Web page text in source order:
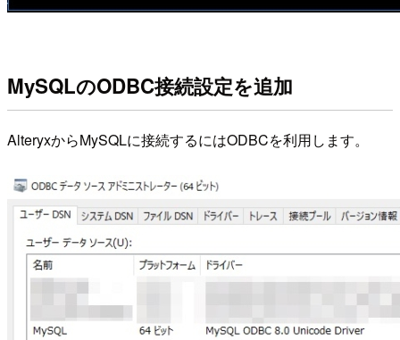
MySQLのODBC接続設定を追加
AlteryxからMySQLに接続するにはODBCを利用します。